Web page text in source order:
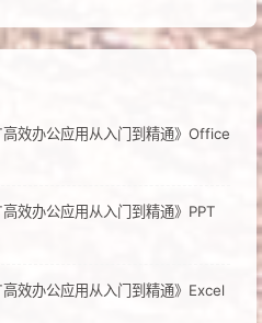
高效办公应用从入门到精通》Office
效办公应用从入门到精通》PPT
效办公应用从入门到精通》Excel